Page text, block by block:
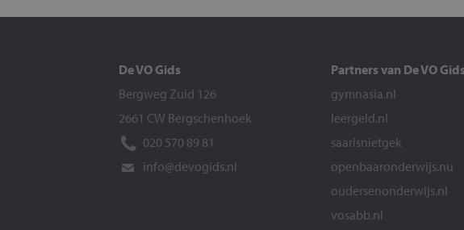
De VO Gids
Bergweg Zuid 126
2661 CW Bergschenhoek
020 570 89 81
info@devogids.nl
Partners van De VO
gymnasia.nl
leergeld.nl
saarisnietgek
openbaaronderwijs.nu
oudersenonderwijs.nl
vosabb.nl